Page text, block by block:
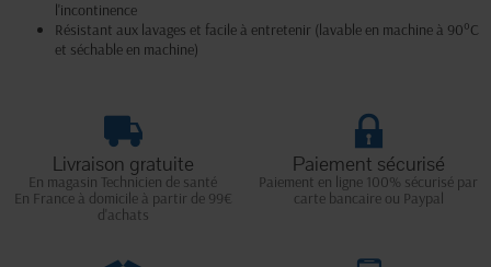
l'incontinence
Résistant aux lavages et facile à entretenir (lavable en machine à 90°C
et séchable en machine)
Livraison gratuite
En magasin Technicien de santé
En France à domicile à partir de 99€
d'achats
Paiement sécurisé
Paiement en ligne 100% sécurisé par
carte bancaire ou Paypal